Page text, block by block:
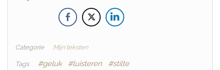
Categorie Mijn teksten
Tags #geluk #luisteren #stilte